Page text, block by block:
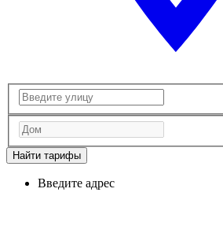
Найти тарифы
Введите адрес